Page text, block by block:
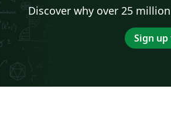
Discover why over 25
Sign